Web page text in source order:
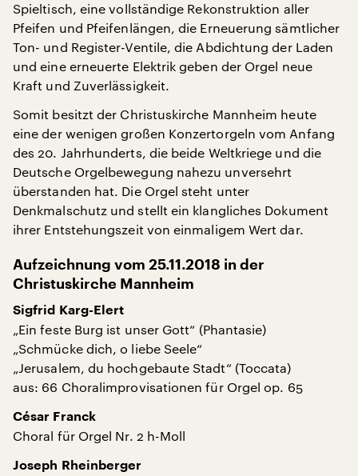
Spieltisch, eine vollständige Rekonstruktion aller
Pfeifen und Pfeifenlängen, die Erneuerung sämtlicher
Ton- und Register-Ventile, die Abdichtung der Laden
und eine erneuerte Elektrik geben der Orgel neue
Kraft und Zuverlässigkeit.
Somit besitzt der Christuskirche Mannheim heute
eine der wenigen großen Konzertorgeln vom Anfang
des 20. Jahrhunderts, die beide Weltkriege und die
Deutsche Orgelbewegung nahezu unversehrt
überstanden hat. Die Orgel steht unter
Denkmalschutz und stellt ein klangliches Dokument
ihrer Entstehungszeit von einmaligem Wert dar.
Aufzeichnung vom 25.11.2018 in der
Christuskirche Mannheim
Sigfrid Karg-Elert
„Ein feste Burg ist unser Gott“ (Phantasie)
„Schmücke dich, o liebe Seele“
„Jerusalem, du hochgebaute Stadt“ (Toccata)
aus: 66 Choralimprovisationen für Orgel op. 65
César Franck
Choral für Orgel Nr. 2 h-Moll
Joseph Rheinberger